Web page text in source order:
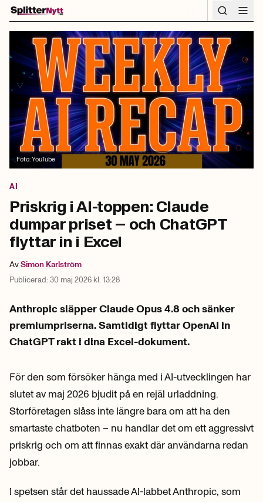
Hoppa till innehåll
Foto:YouTube
AI
Priskrig i AI-toppen: Claude
dumpar priset – och ChatGPT
flyttar in i Excel
AvSimon Karlström
Publicerad: 30 maj 2026 kl. 13:28
Anthropic släpper Claude Opus 4.8 och sänker
premiumpriserna. Samtidigt flyttar OpenAI in
ChatGPT rakt i dina Excel-dokument.
För den som försöker hänga med i AI-utvecklingen har
slutet av maj 2026 bjudit på en rejäl urladdning.
Storföretagen slåss inte längre bara om att ha den
smartaste chatboten – nu handlar det om ett aggressivt
priskrig och om att finnas exakt där användarna redan
jobbar.
I spetsen står det haussade AI-labbet Anthropic, som